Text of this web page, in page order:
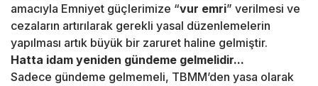
amacıyla Emniyet güçlerimize “vur emri” verilmesi ve
cezaların artırılarak gerekli yasal düzenlemelerin
yapılması artık büyük bir zaruret haline gelmiştir.
Hatta idam yeniden gündeme gelmelidir...
Sadece gündeme gelmemeli, TBMM’den yasa olarak